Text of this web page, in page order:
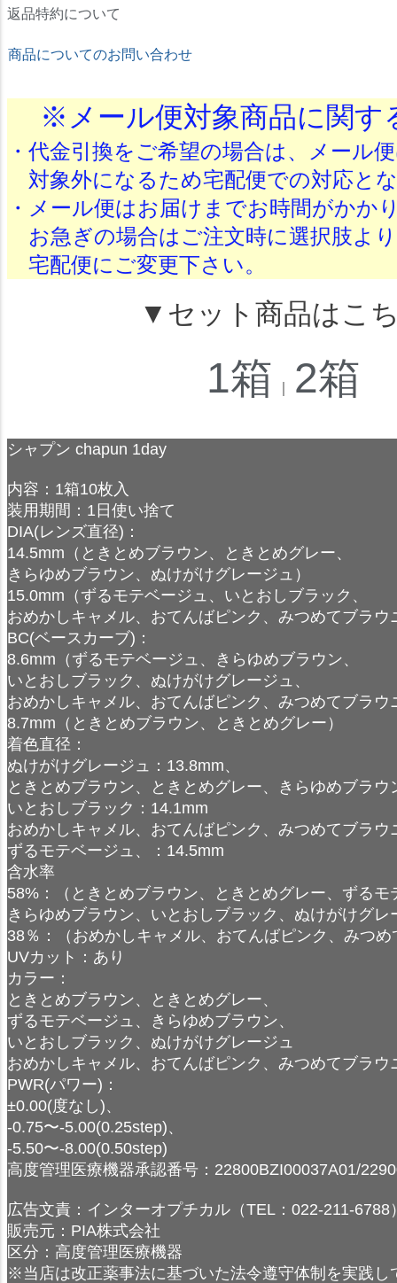
返品特約について
商品についてのお問い合わせ
※メール便対象商品に関
・代金引換をご希望の場合は、メール
対象外になるため宅配便での対応と
・メール便はお届けまでお時間がかか
お急ぎの場合はご注文時に選択肢より
宅配便にご変更下さい。
▼セット商品はこ
1箱 2箱
シャプン chapun 1day
内容：1箱10枚入
装用期間：1日使い捨て
DIA(レンズ直径)：
14.5mm（ときとめブラウン、ときとめグレー、
きらゆめブラウン、ぬけがけグレージュ）
15.0mm（ずるモテベージュ、いとおしブラック、
おめかしキャメル、おてんばピンク、みつめてブラウ
BC(ベースカーブ)：
8.6mm（ずるモテベージュ、きらゆめブラウン、
いとおしブラック、ぬけがけグレージュ、
おめかしキャメル、おてんばピンク、みつめてブラウ
8.7mm（ときとめブラウン、ときとめグレー）
着色直径：
ぬけがけグレージュ：13.8mm、
ときとめブラウン、ときとめグレー、きらゆめブラウ
いとおしブラック：14.1mm
おめかしキャメル、おてんばピンク、みつめてブラウ
ずるモテベージュ、：14.5mm
含水率
58%：（ときとめブラウン、ときとめグレー、ずるモ
きらゆめブラウン、いとおしブラック、ぬけがけグレ
38％：（おめかしキャメル、おてんばピンク、みつ
UVカット：あり
カラー：
ときとめブラウン、ときとめグレー、
ずるモテベージュ、きらゆめブラウン、
いとおしブラック、ぬけがけグレージュ
おめかしキャメル、おてんばピンク、みつめてブラウ
PWR(パワー)：
±0.00(度なし)、
-0.75〜-5.00(0.25step)、
-5.50〜-8.00(0.50step)
高度管理医療機器承認番号：22800BZI00037A01/
広告文責：インターオプチカル（TEL：022-211-6788
販売元：PIA株式会社
区分：高度管理医療機器
※当店は改正薬事法に基づいた法令遵守体制を実践し